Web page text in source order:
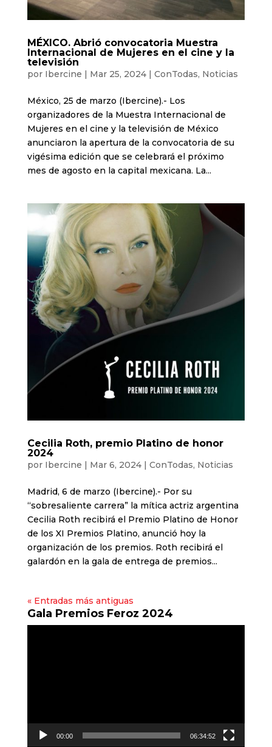
MÉXICO. Abrió convocatoria Muestra
Internacional de Mujeres en el cine y la
televisión
por Ibercine | Mar 25, 2024| ConTodas, Noticias
México, 25 de marzo (Ibercine).- Los
organizadores de la Muestra Internacional de
Mujeres en el cine y la televisión de México
anunciaron la apertura de la convocatoria de su
vigésima edición que se celebrará el próximo
mes de agosto en la capital mexicana. La...
Cecilia Roth, premio Platino de honor
2024
por Ibercine | Mar 6, 2024| ConTodas, Noticias
Madrid, 6 de marzo (Ibercine).- Por su
“sobresaliente carrera” la mítica actriz argentina
Cecilia Roth recibirá el Premio Platino de Honor
de los XI Premios Platino, anunció hoy la
organización de los premios. Roth recibirá el
galardón en la gala de entrega de premios...
« Entradas más antiguas
Gala Premios Feroz 2024
00:00 06:34:52